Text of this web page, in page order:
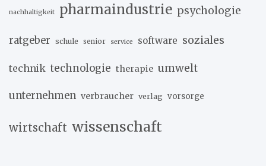
nachhaltigkeit pharmaindustrie psychologie
ratgeber schule senior service software soziales
technik technologie therapie umwelt
unternehmen verbraucher verlag vorsorge
wirtschaft wissenschaft